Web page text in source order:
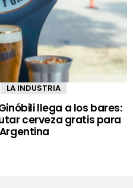
LA INDUSTRIA
llega a los bares:
cerveza gratis para